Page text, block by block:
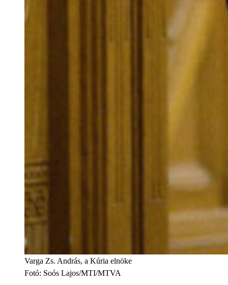
Varga Zs. András, a Kúria elnöke
Fotó: Soós Lajos/MTI/MTVA